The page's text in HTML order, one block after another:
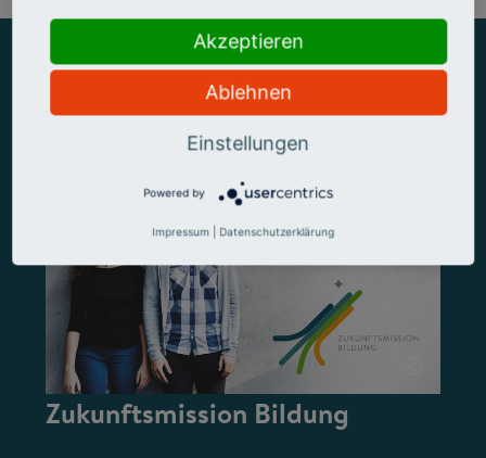
ZUSAMMEN MEHR ERREICHEN
Zukunftsmission Bildung
Akzeptieren
Ablehnen
Einstellungen
Powered by
Impressum Datenschutzerklärung